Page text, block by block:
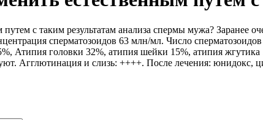
с таким результатам анализа спермы мужа? Заранее
сперматозоидов 63 млн/мл. Число
Атипия головки 32%, атипия шейки 15%, атипия
Агглютинация и слизь: ++++. После лечения: юнидокс,